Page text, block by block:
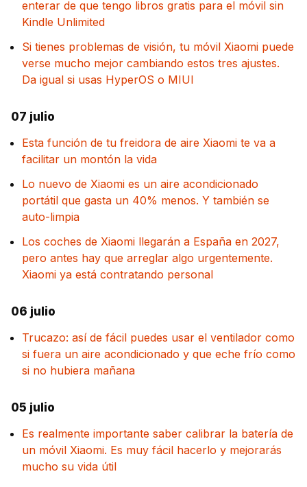
enterar de que tengo libros gratis para el móvil sin
Kindle Unlimited
Si tienes problemas de visión, tu móvil Xiaomi puede
verse mucho mejor cambiando estos tres ajustes.
Da igual si usas HyperOS o MIUI
07 julio
Esta función de tu freidora de aire Xiaomi te va a
facilitar un montón la vida
Lo nuevo de Xiaomi es un aire acondicionado
portátil que gasta un 40% menos. Y también se
auto-limpia
Los coches de Xiaomi llegarán a España en 2027,
pero antes hay que arreglar algo urgentemente.
Xiaomi ya está contratando personal
06 julio
Trucazo: así de fácil puedes usar el ventilador como
si fuera un aire acondicionado y que eche frío como
si no hubiera mañana
05 julio
Es realmente importante saber calibrar la batería de
un móvil Xiaomi. Es muy fácil hacerlo y mejorarás
mucho su vida útil